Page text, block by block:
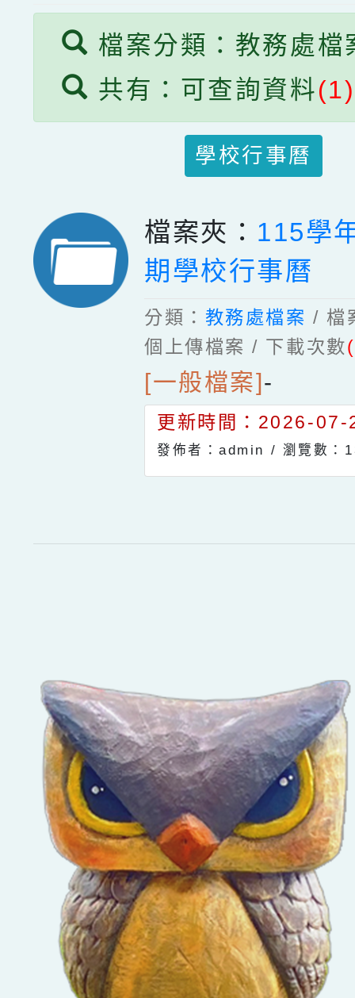
檔案分類：教務處檔
共有：可查詢資料(1)
學校行事曆
檔案夾： 115學
期學校行事曆
分類： 教務處檔案 / 檔
個上傳檔案 / 下載次數
[一般檔案]-
更新時間：2026-
發佈者：admin / 瀏覽數：